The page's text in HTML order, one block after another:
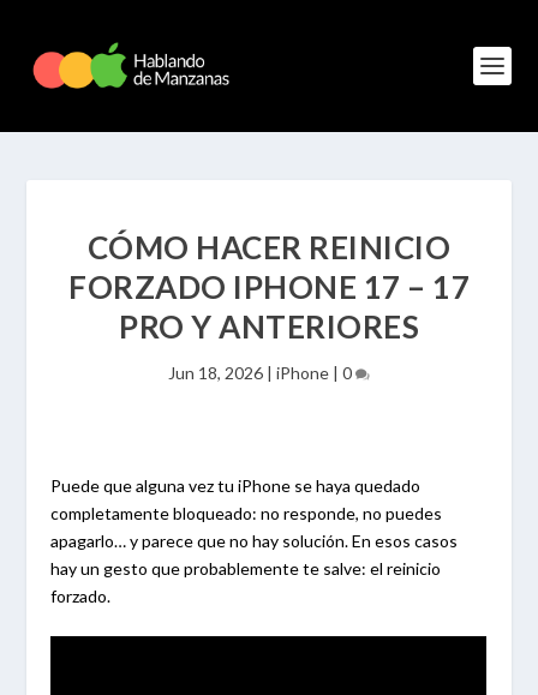
CÓMO HACER REINICIO
FORZADO IPHONE 17 – 17
PRO Y ANTERIORES
Jun 18, 2026 | iPhone | 0
Puede que alguna vez tu iPhone se haya quedado
completamente bloqueado: no responde, no puedes
apagarlo… y parece que no hay solución. En esos casos
hay un gesto que probablemente te salve: el reinicio
forzado.